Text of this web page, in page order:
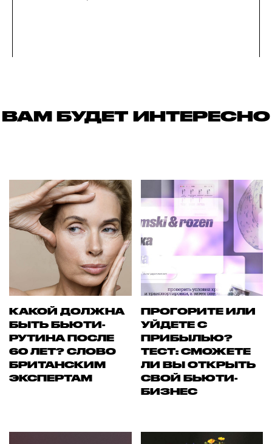
ВАМ БУДЕТ ИНТЕРЕСНО
КАКОЙ ДОЛЖНА
БЫТЬ БЬЮТИ-
РУТИНА ПОСЛЕ
60 ЛЕТ? СЛОВО
БРИТАНСКИМ
ЭКСПЕРТАМ
ПРОГОРИТЕ ИЛИ
УЙДЕТЕ С
ПРИБЫЛЬЮ?
ТЕСТ: СМОЖЕТЕ
ЛИ ВЫ ОТКРЫТЬ
СВОЙ БЬЮТИ-
БИЗНЕС